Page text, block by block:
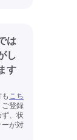
は
し
す
こち
登録
、状
が対